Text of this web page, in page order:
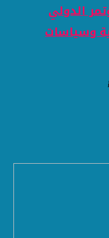
الدولي
وسياسات